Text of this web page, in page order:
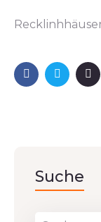
Suche